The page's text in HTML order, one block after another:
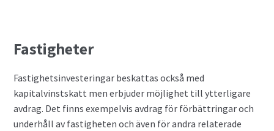
Fastigheter
Fastighetsinvesteringar beskattas också med
kapitalvinstskatt men erbjuder möjlighet till ytterligare
avdrag. Det finns exempelvis avdrag för förbättringar och
underhåll av fastigheten och även för andra relaterade